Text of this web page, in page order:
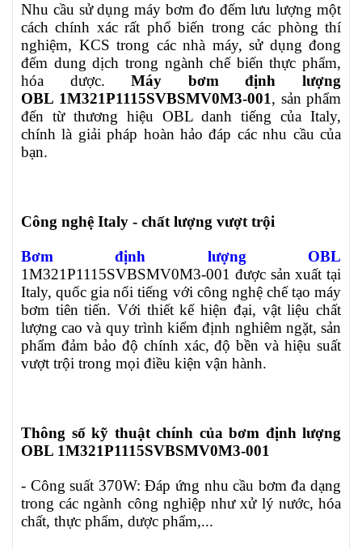
Nhu cầu sử dụng máy bơm đo đếm lưu lượng một
cách chính xác rất phổ biến trong các phòng thí
nghiệm, KCS trong các nhà máy, sử dụng đong
đếm dung dịch trong ngành chế biến thực phẩm,
hóa dược.Máy bơm định lượng
OBL 1M321P1115SVBSMV0M3-001, sản phẩm
đến từ thương hiệu OBL danh tiếng của Italy,
chính là giải pháp hoàn hảo đáp các nhu cầu của
bạn.
Công nghệ Italy - chất lượng vượt trội
Bơm định lượng OBL
1M321P1115SVBSMV0M3-001 được sản xuất tại
Italy, quốc gia nổi tiếng với công nghệ chế tạo máy
bơm tiên tiến. Với thiết kế hiện đại, vật liệu chất
lượng cao và quy trình kiểm định nghiêm ngặt, sản
phẩm đảm bảo độ chính xác, độ bền và hiệu suất
vượt trội trong mọi điều kiện vận hành.
Thông số kỹ thuật chính của bơm định lượng
OBL 1M321P1115SVBSMV0M3-001
- Công suất 370W: Đáp ứng nhu cầu bơm đa dạng
trong các ngành công nghiệp như xử lý nước, hóa
chất, thực phẩm, dược phẩm,...